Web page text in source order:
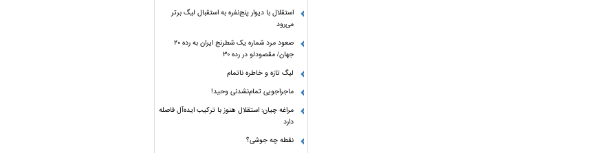
استقلال با دیوار پنج‌نفره به استقبال لیگ برتر
می‌رود
صعود مرد شماره یک شطرنج ایران به رده ۲۰
جهان/ مقصودلو در رده ۳۰
لیگ تازه و خاطره ناتمام
ماجراجویی تمام‌نشدنی وحید!
مراغه چیان: استقلال هنوز با ترکیب ایده‌آل فاصله
دارد
نقطه چه جوشی؟